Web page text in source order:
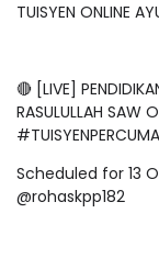
TUISYEN ONLINE
🔴 [LIVE]
RASULULLAH SAW
#TUISYENPERCUMA
Scheduled for 13
@rohaskpp182